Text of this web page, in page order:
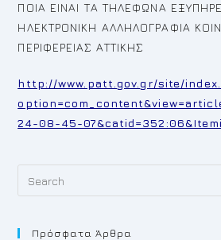
ΠΟΙΑ ΕΙΝΑΙ ΤΑ ΤΗΛΕΦΩΝΑ
ΗΛΕΚΤΡΟΝΙΚΗ ΑΛΛΗΛΟΓΡΑΦΙΑ
ΠΕΡΙΦΕΡΕΙΑΣ ΑΤΤΙΚΗΣ
http://www.patt.gov.gr/site/
24-08-45-
Πρόσφατα Άρθρα